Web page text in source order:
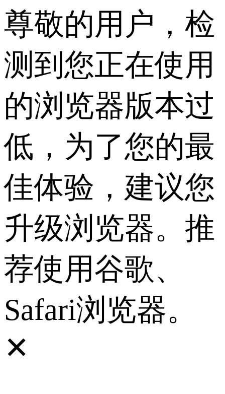
尊敬的用户，检
测到您正在使用
的浏览器版本过
低，为了您的最
佳体验，建议您
升级浏览器。推
荐使用谷歌、
Safari浏览器。
✕